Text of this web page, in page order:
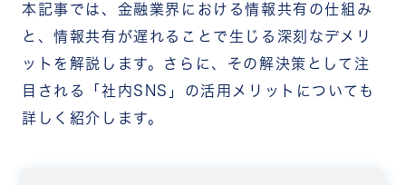
本記事では、金融業界における情報共有の仕組み
と、情報共有が遅れることで生じる深刻なデメリ
ットを解説します。さらに、その解決策として注
目される「社内SNS」の活用メリットについても
詳しく紹介します。